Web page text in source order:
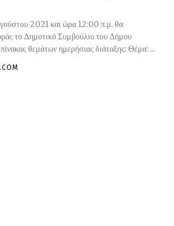
2021 και ώρα 12:00 π.μ. θα
το Δημοτικό Συμβούλιο του Δήμου
Αργιθέας. Παρακάτω ο πίνακας θεμάτων ημερήσιας διάταξης: Θέμα: ...